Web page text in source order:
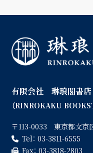
有限会社 琳琅閣書店
（RINROKAKU
〒113-0033 東京都文京
Tel： 03-3811-6555
Fax： 03-3818-2803